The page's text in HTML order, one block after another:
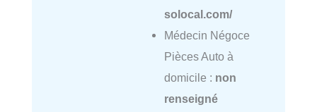
solocal.com/
Médecin Négoce
Pièces Auto à
domicile : non
renseigné